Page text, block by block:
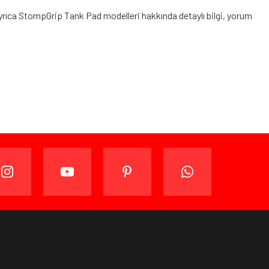
StompGrip Tank Pad modelleri hakkında detaylı bilgi, yorum
edebilir veya değiştirebilirsiniz.